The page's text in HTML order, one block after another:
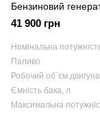
Бензиновий
41 900 грн
Номінальна
Паливо
Робочий об`єм
Ємність бака, л
Максимальна